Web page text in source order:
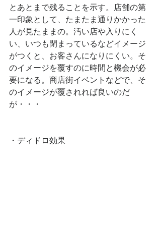
とあとまで残ることを示す。店舗の第
一印象として、たまたま通りかかった
人が見たままの。汚い店や入りにく
い、いつも閉まっているなどイメージ
がつくと、お客さんになりにくい。そ
のイメージを覆すのに時間と機会が必
要になる。商店街イベントなどで、そ
のイメージが覆されれば良いのだ
が・・・
・ディドロ効果